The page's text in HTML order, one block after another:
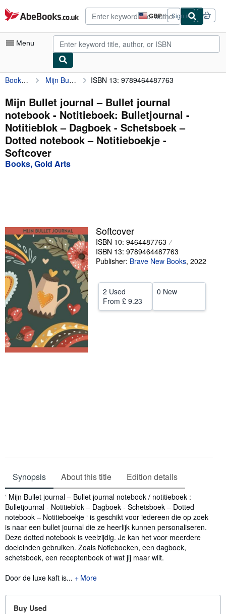
Skip to main content
AbeBooks.co.uk GBP
Site
shopping
preferences
Sign in
Menu
My Account
My Purchases
Advanced Search
Browse Collections
Rare Books
Art & Collectables
Help
CLOSE
Books, Gold Arts Mijn Bullet journal – Bullet journal notebook - Notitieboek: Bulletjournal - Notitieblok – Dagboek - Schetsboek – Dotted notebook – Notitieboekje ISBN 13: 9789464487763
Mijn Bullet journal – Bullet journal
notebook - Notitieboek: Bulletjournal -
Notitieblok – Dagboek - Schetsboek –
Dotted notebook – Notitieboekje -
Softcover
Books, Gold Arts
Softcover
ISBN 10: 9464487763
ISBN 13: 9789464487763
Publisher: Brave New Books, 2022
2 Used
From £ 9.23
0 New
Synopsis About this title Edition details
Synopsis
‘ Mijn Bullet journal – Bullet journal notebook / notitieboek :
Bulletjournal - Notitieblok – Dagboek - Schetsboek – Dotted
notebook – Notitieboekje ‘ is geschikt voor iedereen die op zoek
is naar een bullet journal die ze heerlijk kunnen personaliseren.
Deze dotted notebook is veelzijdig. Je kan het voor meerdere
doeleinden gebruiken. Zoals Notieboeken, een dagboek,
schetsboek, een receptenboek of wat jij maar wilt.
Door de luxe kaft is...
More
Buy Used